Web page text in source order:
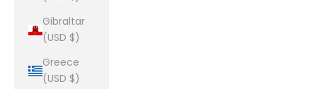
Gibraltar
(USD $)
Greece
(USD $)